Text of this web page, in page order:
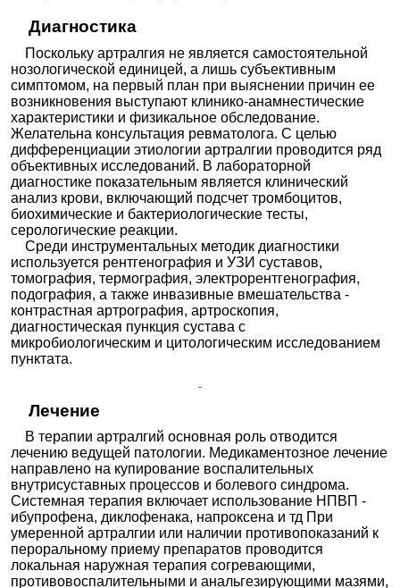
Диагностика
Поскольку артралгия не является самостоятельной
нозологической единицей, а лишь субъективным
симптомом, на первый план при выяснении причин ее
возникновения выступают клинико-анамнестические
характеристики и физикальное обследование.
Желательна консультация ревматолога. С целью
дифференциации этиологии артралгии проводится ряд
объективных исследований. В лабораторной
диагностике показательным является клинический
анализ крови, включающий подсчет тромбоцитов,
биохимические и бактериологические тесты,
серологические реакции.
Среди инструментальных методик диагностики
используется рентгенография и УЗИ суставов,
томография, термография, электрорентгенография,
подография, а также инвазивные вмешательства -
контрастная артрография, артроскопия,
диагностическая пункция сустава с
микробиологическим и цитологическим исследованием
пунктата.
Лечение
В терапии артралгий основная роль отводится
лечению ведущей патологии. Медикаментозное лечение
направлено на купирование воспалительных
внутрисуставных процессов и болевого синдрома.
Системная терапия включает использование НПВП -
ибупрофена, диклофенака, напроксена и тд При
умеренной артралгии или наличии противопоказаний к
пероральному приему препаратов проводится
локальная наружная терапия согревающими,
противовоспалительными и анальгезирующими мазями,